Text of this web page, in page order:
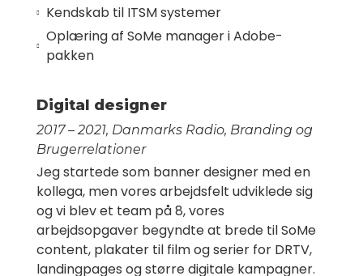
Kendskab til ITSM systemer
Oplæring af SoMe manager i Adobe-
pakken
Digital designer
2017 – 2021, Danmarks Radio, Branding og
Brugerrelationer
Jeg startede som banner designer med en
kollega, men vores arbejdsfelt udviklede sig
og vi blev et team på 8, vores
arbejdsopgaver begyndte at brede til SoMe
content, plakater til film og serier for DRTV,
landingpages og større digitale kampagner.